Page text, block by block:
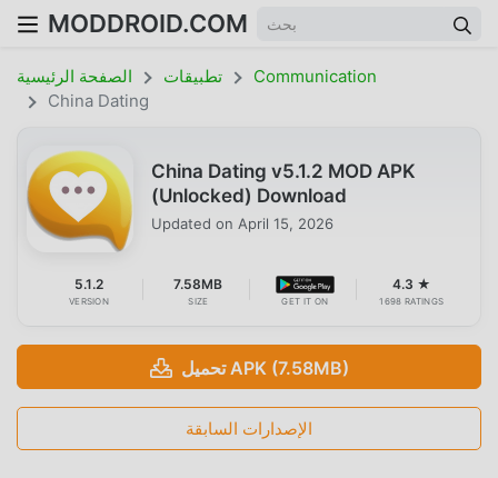
MODDROID.COM
الصفحة الرئيسية تطبيقات
Communication
China Dating
China Dating v5.1.2 MOD APK
(Unlocked) Download
Updated on April 15, 2026
5.1.2
VERSION
7.58MB
SIZE GET IT ON
4.3 ★
1698 RATINGS
تحميل APK (7.58MB)
الإصدارات السابقة